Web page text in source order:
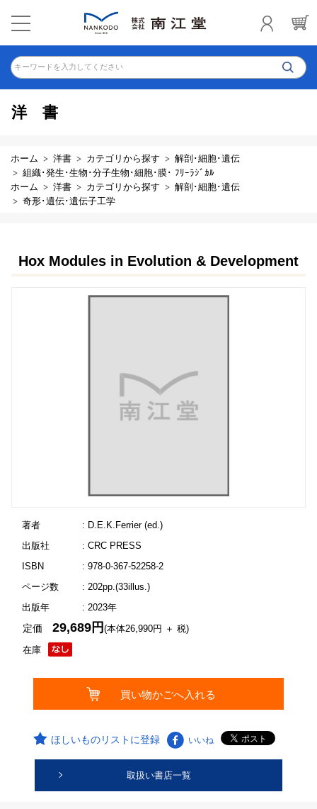
キーワードを入力してください
洋書
ホーム 洋書 カテゴリから探す
解剖･細胞･遺伝
組織･発生･生物･分子生物･細胞･膜･ ﾌﾘｰﾗｼﾞｶﾙ
ホーム
洋書 カテゴリから探す
解剖･細胞･遺伝
奇形･遺伝･遺伝子工学
Hox Modules in Evolution & Development
著者
: D.E.K.Ferrier (ed.)
出版社
: CRC PRESS
ISBN
: 978-0-367-52258-2
ページ数
: 202pp.(33illus.)
出版年
: 2023年
在庫
定価29,689円(本体26,990円 ＋ 税)
ほしいものリストに登録 いいね
取扱い書店一覧